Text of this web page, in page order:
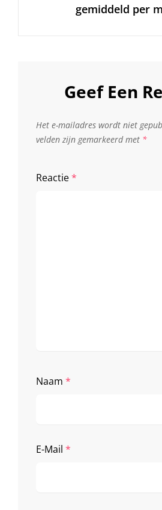
gemiddeld per
Geef Een
Het e-mailadres wordt niet
velden zijn gemarkeerd met *
Reactie*
Naam *
E-Mail *